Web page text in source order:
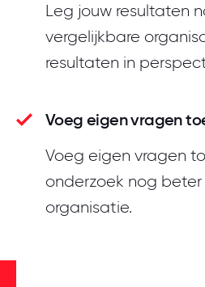
Leg jouw resultaten
vergelijkbare
resultaten in
Voeg eigen vragen
Voeg eigen vragen
onderzoek nog
organisatie.